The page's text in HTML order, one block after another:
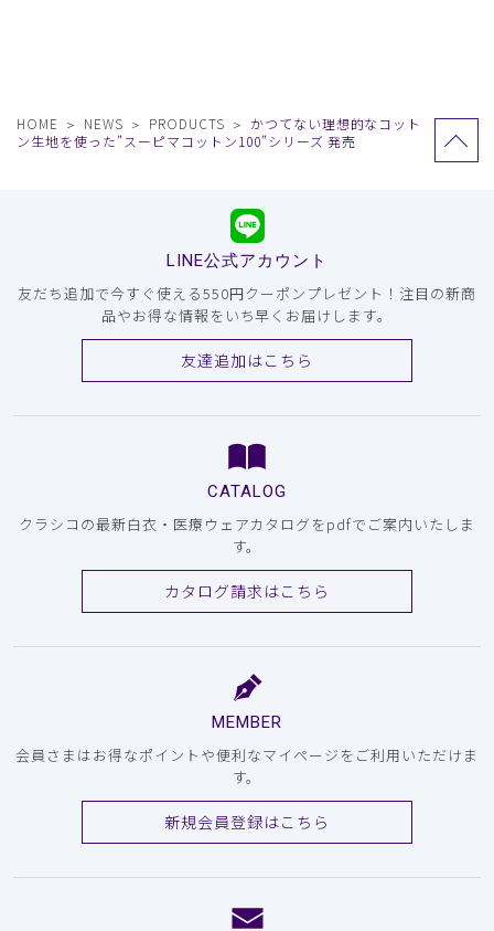
HOME NEWS PRODUCTS
かつてない理想的なコット
ン生地を使った”スーピマコットン100”シリーズ 発売
LINE公式アカウント
友だち追加で今すぐ使える550円クーポンプレゼント！注目の新商
品やお得な情報をいち早くお届けします。
友達追加はこちら
CATALOG
クラシコの最新白衣・医療ウェアカタログをpdfでご案内いたしま
す。
カタログ請求はこちら
MEMBER
会員さまはお得なポイントや便利なマイページをご利用いただけま
す。
新規会員登録はこちら